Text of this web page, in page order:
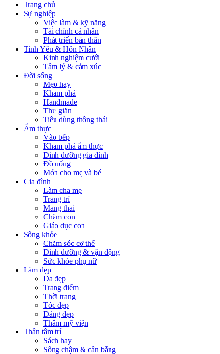
Trang chủ
Sự nghiệp
Việc làm & kỹ năng
Tài chính cá nhân
Phát triển bản thân
Tình Yêu & Hôn Nhân
Kinh nghiệm cưới
Tâm lý & cảm xúc
Đời sống
Mẹo hay
Khám phá
Handmade
Thư giãn
Tiêu dùng thông thái
Ẩm thực
Vào bếp
Khám phá ẩm thực
Dinh dưỡng gia đình
Đồ uống
Món cho mẹ và bé
Gia đình
Làm cha mẹ
Trang trí
Mang thai
Chăm con
Giáo dục con
Sống khỏe
Chăm sóc cơ thể
Dinh dưỡng & vận động
Sức khỏe phụ nữ
Làm đẹp
Da đẹp
Trang điểm
Thời trang
Tóc đẹp
Dáng đẹp
Thẩm mỹ viện
Thân tâm trí
Sách hay
Sống chậm & cân bằng